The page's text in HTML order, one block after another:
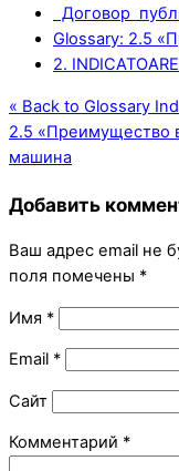
Договор
Glossary: 2.5
2.
« Back to Glossary
2.5 «Преимущество
машина
Добавить
Ваш адрес email не
поля помечены *
Имя *
Email *
Сайт
Комментарий *